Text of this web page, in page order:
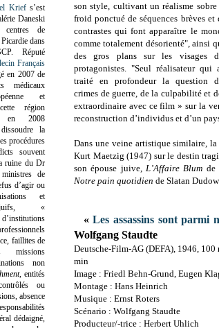
son style, cultivant un réalisme sobre
froid ponctué de séquences brèves et
contrastes qui font apparaître le
comme totalement désorienté", ainsi
des gros plans sur les visages
protagonistes. "Seul réalisateur qui
traité en profondeur la question
crimes de guerre, de la culpabilité et
extraordinaire avec ce film » sur la
reconstruction d’individus et d’un
Dans une veine artistique similaire,
Kurt Maetzig (1947) sur le destin
son épouse juive,L’Affaire Blum de
Notre pain quotidien de Slatan
«Les assassins sont parmi
Wolfgang Staudte
Deutsche-Film-AG (DEFA), 1946, 100
min
Image : Friedl Behn-Grund, Eugen
Montage : Hans Heinrich
Musique : Ernst Roters
Scénario : Wolfgang Staudte
Producteur/-trice : Herbert Uhlich
Kriefs’est
Daneski
de
dans
Réputé
Français
en 2007 de
médicaux
et
région
en 2008
la
procédures
souvent
ruine du Dr
de
d’agir ou
et
juifs, «
faillites de
missions
non
, entités
ou
absence
dédaigné,